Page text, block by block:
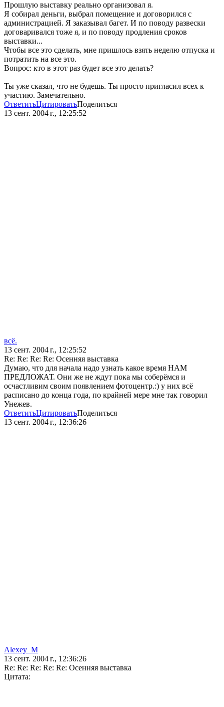
Прошлую выставку реально организовал я.
Я собирал деньги, выбрал помещение и договорился с
администрацией. Я заказывал багет. И по поводу развески
договаривался тоже я, и по поводу продления сроков
выставки...
Чтобы все это сделать, мне пришлось взять неделю отпуска и
потратить на все это.
Вопрос: кто в этот раз будет все это делать?
Ты уже сказал, что не будешь. Ты просто пригласил всех к
участию. Замечательно.
ОтветитьЦитироватьПоделиться
13 сент. 2004 г., 12:25:52
всё.
13 сент. 2004 г., 12:25:52
Re: Re: Re: Re: Осенняя выставка
Думаю, что для начала надо узнать какое время НАМ
ПРЕДЛОЖАТ. Они же не ждут пока мы соберёмся и
осчастливим своим появлением фотоцентр.:) у них всё
расписано до конца года, по крайней мере мне так говорил
Унежев.
ОтветитьЦитироватьПоделиться
13 сент. 2004 г., 12:36:26
Alexey_M
13 сент. 2004 г., 12:36:26
Re: Re: Re: Re: Re: Осенняя выставка
Цитата: